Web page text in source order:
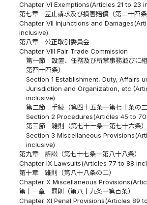
Chapter VI Exemptions(Articles 21 to 23
第七章 差止請求及び損害賠償（第二十四
Chapter VII Injunctions and
inclusive)
第八章 公正取引委員会
Chapter VIII Fair Trade Commission
第一節 設置、任務及び所掌事務並びに
第四十四条）
Section 1 Establishment, Duty, Affairs
Jurisdiction and Organization,
inclusive)
第二節 手続（第四十五条―第七十条の二
Section 2 Procedures(Articles 45 to
第三節 雑則（第七十一条―第七十六条）
Section 3 Miscellaneous
inclusive)
第九章 訴訟（第七十七条―第八十八条）
Chapter IX Lawsuits(Articles 77 to 88
第十章 雑則（第八十八条の二）
Chapter X Miscellaneous
第十一章 罰則（第八十九条―第百条）
Chapter XI Penal Provisions(Articles 89